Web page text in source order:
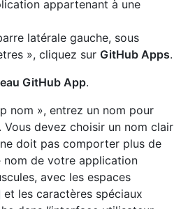
appartenant à une
latérale gauche, sous
», cliquez sur GitHub Apps.
GitHub App.
nom », entrez un nom pour
devez choisir un nom clair
doit pas comporter plus de
nom de votre application
avec les espaces
et les caractères spéciaux